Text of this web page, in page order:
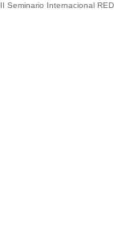
II Seminario Internacional